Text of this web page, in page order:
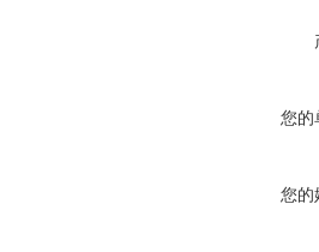
您的
您的